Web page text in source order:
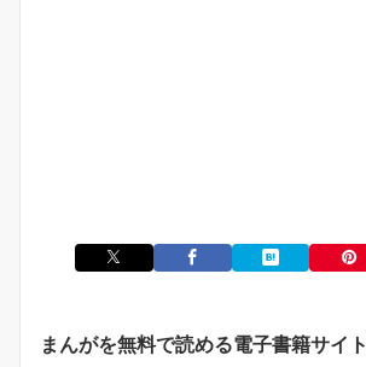
まんがを無料で読める電子書籍サイト